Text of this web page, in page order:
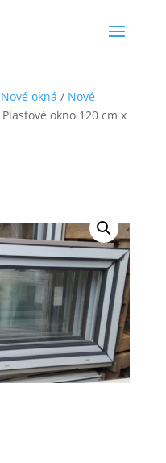
Nové okná / Nové
okno 120 cm x